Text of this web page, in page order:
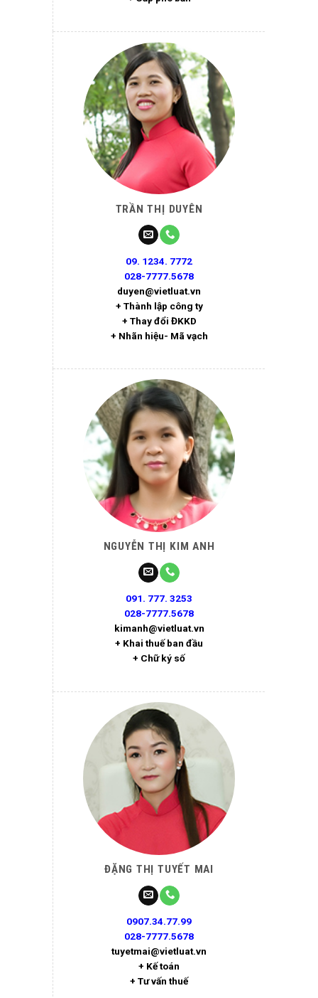
TRẦN THỊ DUYÊN
09. 1234. 7772
028-7777.5678
duyen@vietluat.vn
+ Thành lập công ty
+ Thay đổi ĐKKD
+ Nhãn hiệu- Mã vạch
NGUYỄN THỊ KIM ANH
091. 777. 3253
028-7777.5678
kimanh@vietluat.vn
+ Khai thuế ban đầu
+ Chữ ký số
ĐẶNG THỊ TUYẾT MAI
0907.34.77.99
028-7777.5678
tuyetmai@vietluat.vn
+ Kế toán
+ Tư vấn thuế